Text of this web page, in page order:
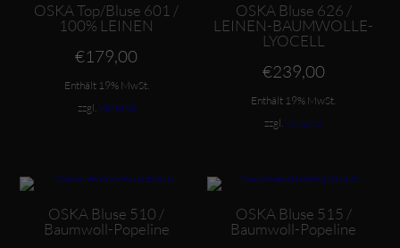
OSKA Top/Bluse 601 /
100% LEINEN
€179,00
Enthält 19% MwSt.
zzgl.Versand
OSKA Bluse 626 /
LEINEN-BAUMWOLLE-
LYOCELL
€239,00
Enthält 19% MwSt.
zzgl.Versand
Dieses Produkt weist mehrere Varianten auf. Die Optionen können auf der Produktseite gewählt werden
OSKA Bluse 510 /
Baumwoll-Popeline
Dieses Produkt weist mehrere Varianten auf. Die Optionen können auf der Produktseite gewählt werden
OSKA Bluse 515 /
Baumwoll-Popeline